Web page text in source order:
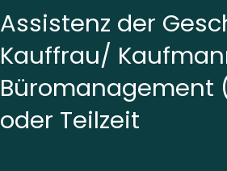
Assistenz der
Kauffrau/
oder Teilzeit